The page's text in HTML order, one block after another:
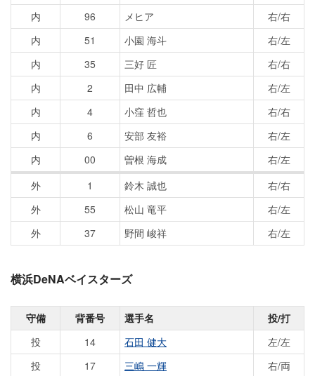
内
96 メヒア
右/右
内
51 小園 海斗
右/左
内
35 三好 匠
右/右
内
2 田中 広輔
右/左
内
4 小窪 哲也
右/右
内
6 安部 友裕
右/左
内
00 曽根 海成
右/左
外
1 鈴木 誠也
右/右
外
55 松山 竜平
右/左
外
37 野間 峻祥 右/左
横浜DeNAベイスターズ
守備 背番号 選手名
投/打
投
14 石田 健大
左/左
投
17 三嶋 一輝
右/両